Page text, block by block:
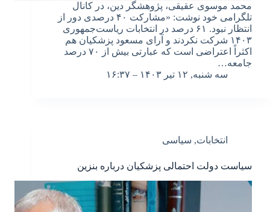
محمد موسوی عقیقی، پژوهشگر دین، در کانال
تلگرامی خود نوشت: «مشارکت ۴۰ درصدی دور از
انتظار نبود. ۶۱ درصد در انتخابات ریاست‌جمهوری
۱۴۰۳ شرکت نکردند و آرای مسعود پزشکیان هم
اکثراً اعتراضی است که عبارتی بیش از ۷۰ درصد
جامعه…
سه شنبه, ۱۲ تیر ۱۴۰۳ – ۱۶:۳۷
انتخابات, سیاسی
سیاست دولت احتمالی پزشکیان درباره بنزین